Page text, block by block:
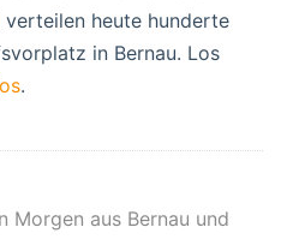
heute hunderte
in Bernau. Los
.
Morgen aus Bernau und